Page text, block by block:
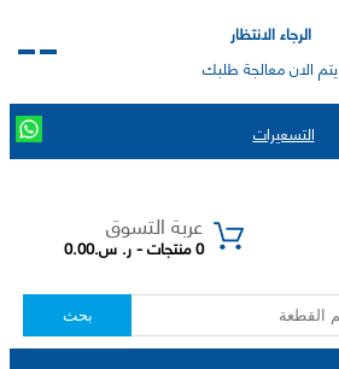
الرجاء الانتظار
يتم الان معالجة طلبك
التسعيرات
عربة التسوق
0 منتجات - ر. س.0.00
بحث